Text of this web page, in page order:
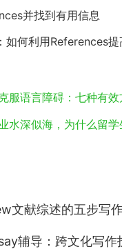
并找到有用信息
如何利用References
服语言障碍：七种有效
海，为什么留学生还是愿意承担
文献综述的五步写
辅导：跨文化写作